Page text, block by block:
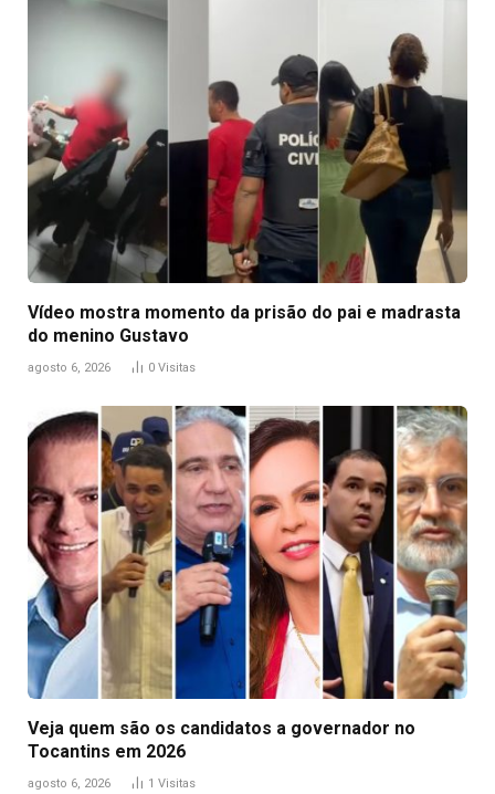
Vídeo mostra momento da prisão do pai e madrasta
do menino Gustavo
agosto 6, 2026 0 Visitas
Veja quem são os candidatos a governador no
Tocantins em 2026
agosto 6, 2026 1 Visitas